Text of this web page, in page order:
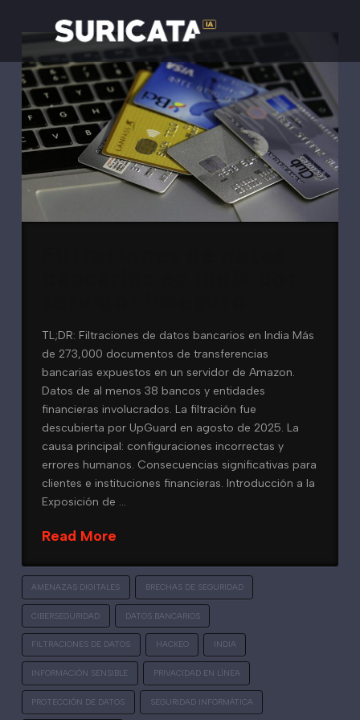
TL;DR: Filtraciones de datos bancarios en India Más
de 273,000 documentos de transferencias
bancarias expuestos en un servidor de Amazon.
Datos de al menos 38 bancos y entidades
financieras involucrados. La filtración fue
descubierta por UpGuard en agosto de 2025. La
causa principal: configuraciones incorrectas y
errores humanos. Consecuencias significativas para
clientes e instituciones financieras. Introducción a la
Exposición de …
Read More
AMENAZAS DIGITALES BRECHAS DE SEGURIDAD
CIBERSEGURIDAD DATOS BANCARIOS
FILTRACIONES DE DATOS HACKEO INDIA
INFORMACIÓN SENSIBLE PRIVACIDAD EN LÍNEA
PROTECCIÓN DE DATOS SEGURIDAD INFORMÁTICA